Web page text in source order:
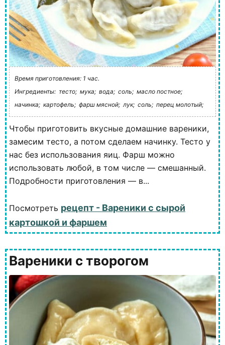
Время приготовления: 1 час.
Ингредиенты: тесто; мука; вода; соль; масло постное;
начинка; картофель; фарш мясной; лук; соль; перец молотый;
Чтобы приготовить вкусные домашние вареники,
замесим тесто, а потом сделаем начинку. Тесто у
нас без использования яиц. Фарш можно
использовать любой, в том числе — смешанный.
Подробности приготовления — в...
Посмотреть рецепт - Вареники с сырой
картошкой и фаршем
Вареники с творогом